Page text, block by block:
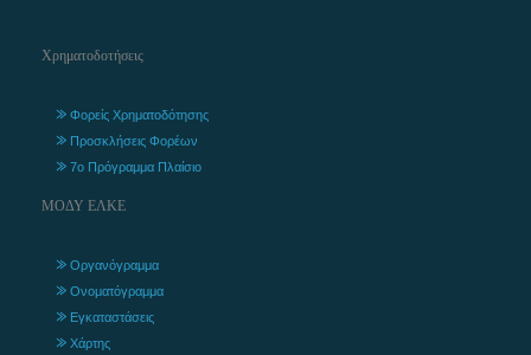
Χρηματοδοτήσεις
Φορείς Χρηματοδότησης
Προσκλήσεις Φορέων
7ο Πρόγραμμα Πλαίσιο
ΜΟΔΥ ΕΛΚΕ
Οργανόγραμμα
Ονοματόγραμμα
Εγκαταστάσεις
Χάρτης